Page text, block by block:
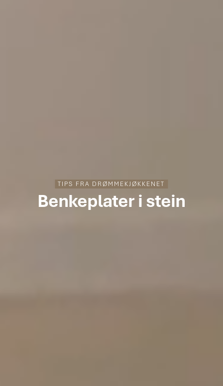
TIPS FRA DRØMMEKJØKKENET
Benkeplater i stein